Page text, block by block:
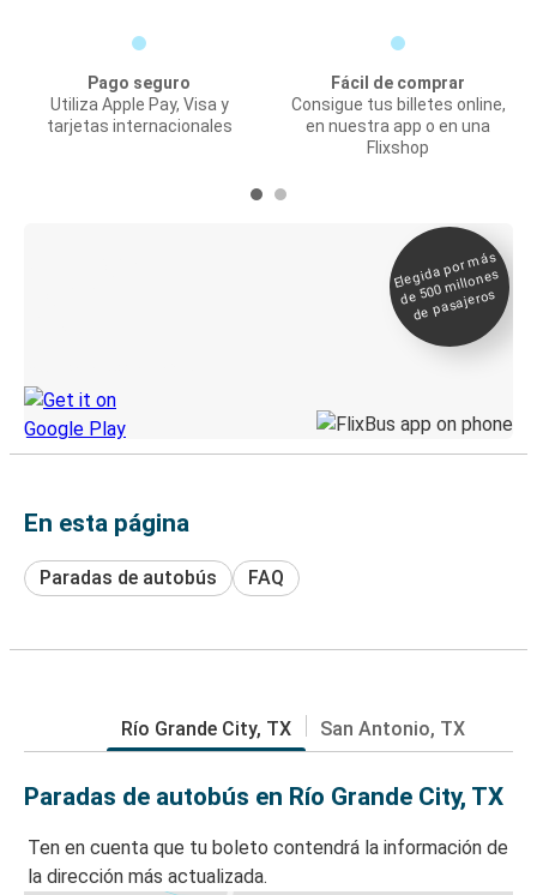
Pago seguro
Utiliza Apple Pay, Visa y
tarjetas internacionales
Fácil de comprar
Consigue tus billetes online,
en nuestra app o en una
Flixshop
Elegida por
más
de 500
millones
de pasajeros
En esta página
Paradas de autobús FAQ
Río Grande City, TX San Antonio, TX
Paradas de autobús en Río Grande City, TX
Ten en cuenta que tu boleto contendrá la información de
la dirección más actualizada.